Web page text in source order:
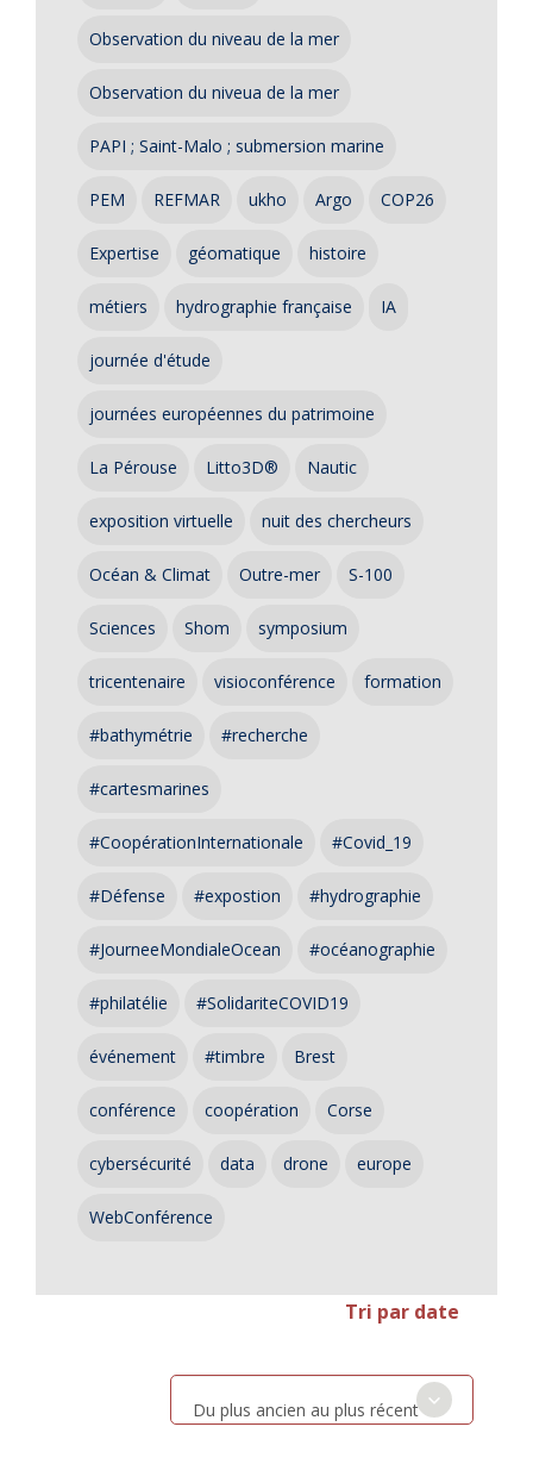
Observation du niveau de la mer
Observation du niveua de la mer
PAPI ; Saint-Malo ; submersion marine
PEM REFMAR ukho Argo COP26
Expertise géomatique histoire
métiers hydrographie française IA
journée d'étude
journées européennes du patrimoine
La Pérouse Litto3D® Nautic
exposition virtuelle nuit des chercheurs
Océan & Climat Outre-mer S-100
Sciences Shom symposium
tricentenaire visioconférence formation
#bathymétrie #recherche
#cartesmarines
#CoopérationInternationale #Covid_19
#Défense #expostion #hydrographie
#JourneeMondialeOcean #océanographie
#philatélie #SolidariteCOVID19
événement #timbre Brest
conférence coopération Corse
cybersécurité data drone europe
WebConférence
Tri par date
Du plus ancien au plus récent